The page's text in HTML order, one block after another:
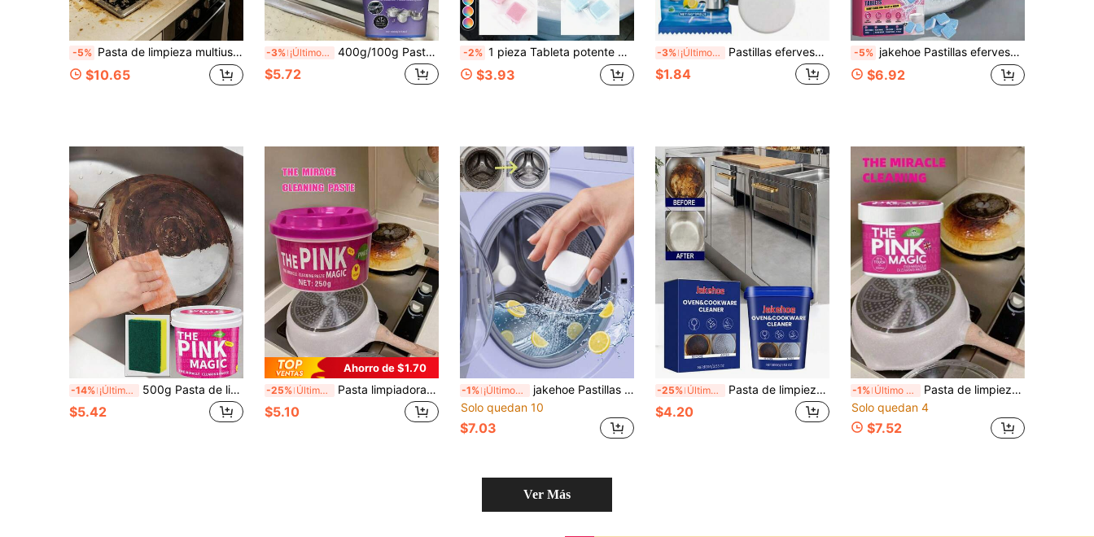
-5% Pasta de limpieza multiusos de aceite de coco Jakehoe, fórmula natural de aceite de coco, suave y eficaz para disolver la grasa persistente de la cocina, limpia fácilmente campanas extractoras, estufas, utensilios de cocina, superficies de gabinetes con manchas de aceite pesado. No daña la pintura de los utensilios de cocina ni las superficies de acero inoxidable, eliminando las manchas mientras mantiene el equipo. Adecuado para múltiples escenarios en todo el hogar, cocina, ferretería, azulejos, limpieza del hogar conveniente y sin preocupaciones, di adiós a los ambientes grasientos, deja que tus utensilios de cocina luzcan como nuevos.
$10.65
-3% ¡Últimos 2 días 400g/100g Pasta limpiadora para fondo de ollas de acero inoxidable, limpiador y pulidor de acero inoxidable, desengrasante y quitaóxido multiusos para utensilios de cocina, apto para electrodomésticos de acero inoxidable y vidrio. 400g Pasta de limpieza mágica, limpieza potente para suciedad en el fondo de ollas de acero inoxidable
$5.72
-2% 1 pieza Tableta potente para eliminar olores y manchas de orina del inodoro, Tableta de limpieza de inodoro, Tableta efervescente de limpieza de inodoro, Agente descalcificador de alta eficiencia, Limpiador de inodoro y Tableta efervescente de inodoro, Apta para el asiento del inodoro
$3.93
-3% ¡Últimos 2 días Pastillas efervescentes descalcificantes, limpieza y renovación de hervidores de agua, máquinas de café, eliminación de manchas difíciles, pastillas de limpieza descalcificantes (modelos nuevos y antiguos enviados al azar)
$1.84
-5% jakehoe Pastillas efervescentes para limpieza instantánea del inodoro, disuelven suavemente la cal, manchas amarillas, sarro de orina, manchas de agua, suciedad antigua, desodorizante y antibacteriano de larga duración, limpieza diaria sin preocupaciones
$6.92
-14% ¡Últimos 2 días 500g Pasta de limpieza rosa, Pasta de limpieza de cocina, Pasta de limpieza multiusos rosa, Pasta potente para eliminar manchas, Elimina fácilmente manchas y suciedad, Pasta de limpieza multiusos fuerte, Apta para acero inoxidable, cerámica, porcelana, vidrio y otras superficies de materiales, Ideal para limpiar estufas, encimeras, fregaderos, bañeras, puertas de ducha, azulejos, lechada, utensilios de cocina
$5.42
Ahorro de $1.70
-25% Últimas 7 hrs Pasta limpiadora multiusos de acero inoxidable y limpiador de cocina - Adecuado para eliminar manchas resistentes y grasa en la cocina, limpiar utensilios de cocina, estufas y fregaderos
$5.10
-1% ¡Últimos 2 días
jakehoe Pastillas para Limpiar Lavadora, Limpieza Interna Suave, Eliminación de Manchas, Eliminación de Cal, Eliminación de Olores, Aroma Fresco, Regalo para Familia y Amigos
Solo quedan 10
$7.03
-25% Últimas 7 hrs Pasta de limpieza de acero inoxidable Jakehoe, quitamanchas, grasa y óxido multiusos para cocina, ollas y sartenes del hogar
$4.20
-1% Último día
Pasta de limpieza de acero inoxidable, estufa, estufa de gas, campana extractora, limpiador de ollas, herramienta mágica para eliminar óxido en la cocina, suministros de limpieza de cocina, herramientas de limpieza, adecuado para baño y cocina (se enviarán primero los modelos actualizados.)
Solo quedan 4
$7.52
Ver Más